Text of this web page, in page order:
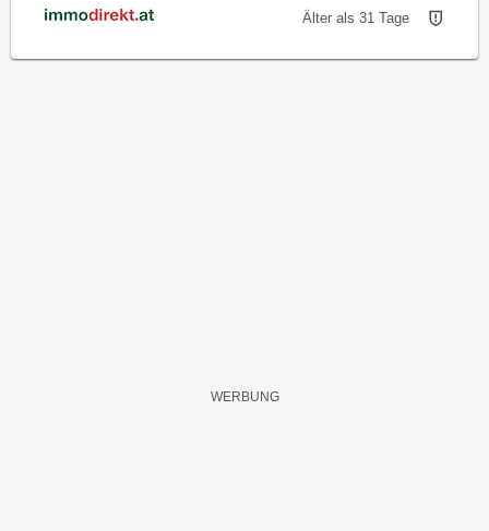
Älter als 31 Tage